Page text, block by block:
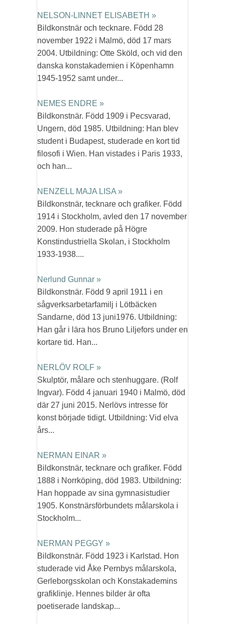
NELSON-LINNET ELISABETH »
Bildkonstnär och tecknare. Född 28
november 1922 i Malmö, död 17 mars
2004. Utbildning: Otte Sköld, och vid den
danska konstakademien i Köpenhamn
1945-1952 samt under...
NEMES ENDRE »
Bildkonstnär. Född 1909 i Pecsvarad,
Ungern, död 1985. Utbildning: Han blev
student i Budapest, studerade en kort tid
filosofi i Wien. Han vistades i Paris 1933,
och han...
NENZELL MAJA LISA »
Bildkonstnär, tecknare och grafiker. Född
1914 i Stockholm, avled den 17 november
2009. Hon studerade på Högre
Konstindustriella Skolan, i Stockholm
1933-1938....
Nerlund Gunnar »
Bildkonstnär. Född 9 april 1911 i en
sågverksarbetarfamilj i Lötbäcken
Sandarne, död 13 juni1976. Utbildning:
Han går i lära hos Bruno Liljefors under en
kortare tid. Han...
NERLÖV ROLF »
Skulptör, målare och stenhuggare. (Rolf
Ingvar). Född 4 januari 1940 i Malmö, död
där 27 juni 2015. Nerlövs intresse för
konst började tidigt. Utbildning: Vid elva
års...
NERMAN EINAR »
Bildkonstnär, tecknare och grafiker. Född
1888 i Norrköping, död 1983. Utbildning:
Han hoppade av sina gymnasistudier
1905. Konstnärsförbundets målarskola i
Stockholm...
NERMAN PEGGY »
Bildkonstnär. Född 1923 i Karlstad. Hon
studerade vid Åke Pernbys målarskola,
Gerleborgsskolan och Konstakademins
grafiklinje. Hennes bilder är ofta
poetiserade landskap...